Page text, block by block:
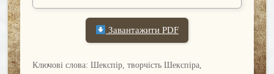
Завантажити PDF
Ключові слова: Шекспір, творчість Шекспіра,